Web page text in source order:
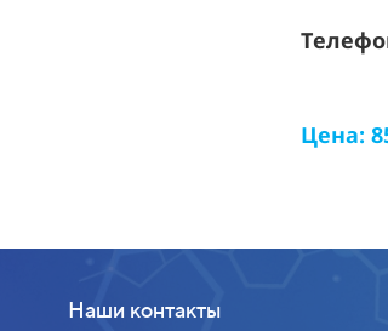
Цена:
Наши контакты